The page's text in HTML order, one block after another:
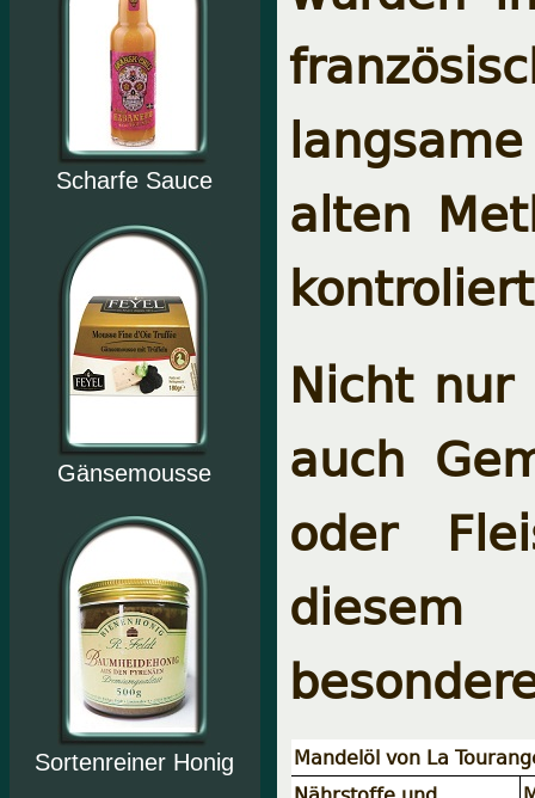
Scharfe Sauce
Gänsemousse
Sortenreiner Honig
alten
Nicht nur
auch
oder
diesem
Mandelöl von La